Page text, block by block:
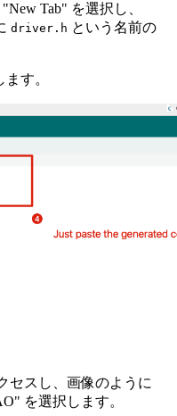
Tab" を選択し、
driver.h という名前の
ます。
セスし、画像のように
を選択します。